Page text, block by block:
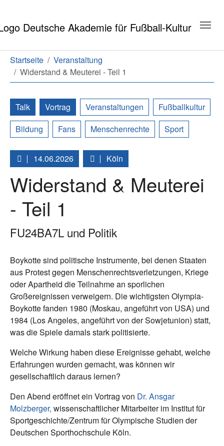
Sie sind hier:
Startseite
Veranstaltung
Widerstand & Meuterei - Teil 1
Talk Vortrag Veranstaltungen
Fußballkultur
Bildung
Fans Menschenrechte Sport
14.06.2026 Köln
Widerstand & Meuterei
- Teil 1
FU24BA7L und Politik
Boykotte sind politische Instrumente, bei denen Staaten
aus Protest gegen Menschenrechtsverletzungen, Kriege
oder Apartheid die Teilnahme an sporlichen
Großereignissen verweigern. Die wichtigsten Olympia-
Boykotte fanden 1980 (Moskau, angeführt von USA) und
1984 (Los Angeles, angeführt von der Sowjetunion) statt,
was die Spiele damals stark politisierte.
Welche Wirkung haben diese Ereignisse gehabt, welche
Erfahrungen wurden gemacht, was können wir
gesellschaftlich daraus lernen?
Den Abend eröffnet ein Vortrag von Dr. Ansgar
Molzberger, wissenschaftlicher Mitarbeiter im Institut für
Sportgeschichte/Zentrum für Olympische Studien der
Deutschen Sporthochschule Köln.